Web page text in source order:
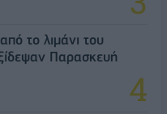
το λιμάνι του
Παρασκευή